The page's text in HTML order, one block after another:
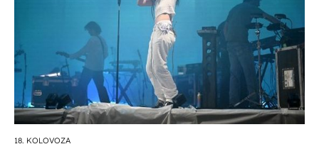
18. KOLOVOZA